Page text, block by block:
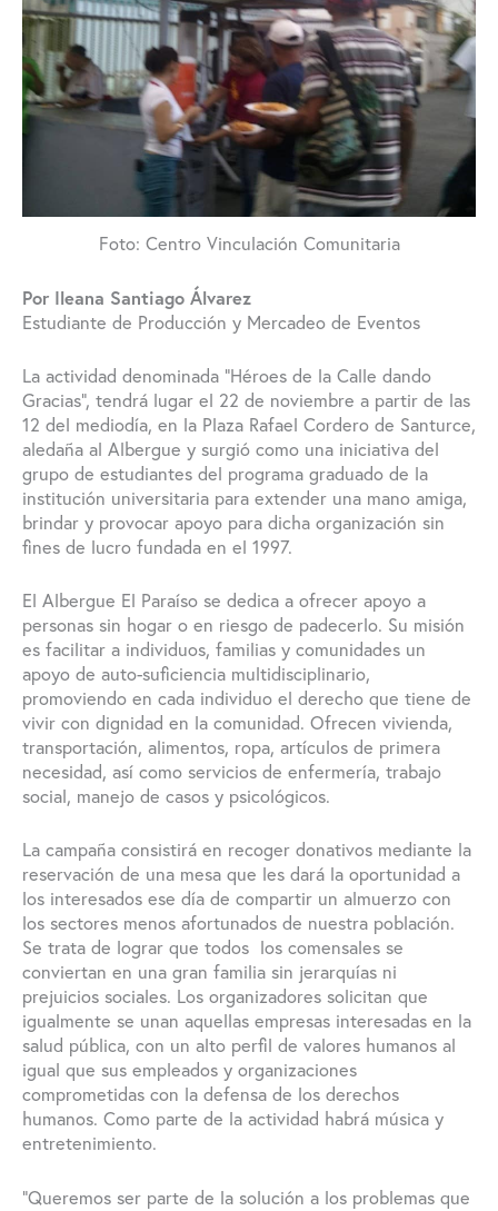
Foto: Centro Vinculación Comunitaria
Por Ileana Santiago Álvarez
Estudiante de Producción y Mercadeo de Eventos
La actividad denominada “Héroes de la Calle dando
Gracias”, tendrá lugar el 22 de noviembre a partir de las
12 del mediodía, en la Plaza Rafael Cordero de Santurce,
aledaña al Albergue y surgió como una iniciativa del
grupo de estudiantes del programa graduado de la
institución universitaria para extender una mano amiga,
brindar y provocar apoyo para dicha organización sin
fines de lucro fundada en el 1997.
El Albergue El Paraíso se dedica a ofrecer apoyo a
personas sin hogar o en riesgo de padecerlo. Su misión
es facilitar a individuos, familias y comunidades un
apoyo de auto-suficiencia multidisciplinario,
promoviendo en cada individuo el derecho que tiene de
vivir con dignidad en la comunidad. Ofrecen vivienda,
transportación, alimentos, ropa, artículos de primera
necesidad, así como servicios de enfermería, trabajo
social, manejo de casos y psicológicos.
La campaña consistirá en recoger donativos mediante la
reservación de una mesa que les dará la oportunidad a
los interesados ese día de compartir un almuerzo con
los sectores menos afortunados de nuestra población.
Se trata de lograr que todos los comensales se
conviertan en una gran familia sin jerarquías ni
prejuicios sociales. Los organizadores solicitan que
igualmente se unan aquellas empresas interesadas en la
salud pública, con un alto perfil de valores humanos al
igual que sus empleados y organizaciones
comprometidas con la defensa de los derechos
humanos. Como parte de la actividad habrá música y
entretenimiento.
“Queremos ser parte de la solución a los problemas que